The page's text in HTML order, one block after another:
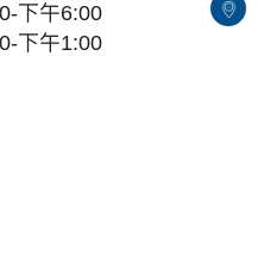
下午6:00
下午1:00